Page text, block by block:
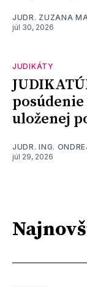
JUDR. ZUZANA
júl 30, 2026
JUDIKÁTY
uloženej
JUDR. ING.
júl 29, 2026